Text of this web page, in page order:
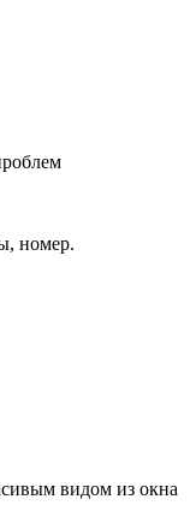
номер.
видом из окна